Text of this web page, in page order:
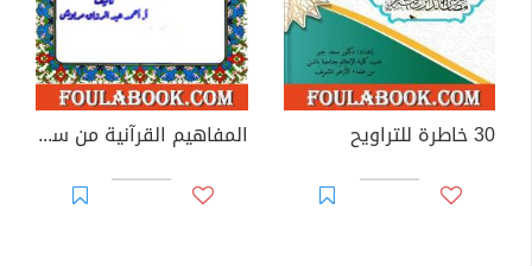
30 خاطرة للتراويح المفاهيم القرآنية من سورة الإسراء